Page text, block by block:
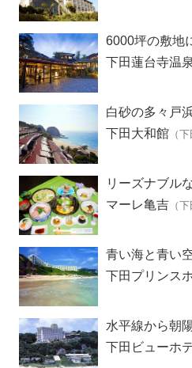
6000坪の敷地
量の温泉をも
下田蓮台寺温
白砂の多々戸
下田大和館 （下
リーズナブル
の宿
マーレ亀吉 （下
青い海と青い
ル
下田プリンス
水平線から朝
風呂から見ら
下田ビューホ